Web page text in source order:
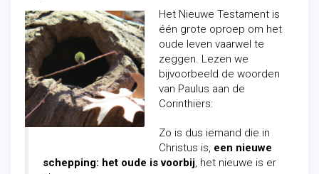
Het Nieuwe Testament is
één grote oproep om het
oude leven vaarwel te
zeggen. Lezen we
bijvoorbeeld de woorden
van Paulus aan de
Corinthiërs:
Zo is dus iemand die in
Christus is, een nieuwe
schepping: het oude is voorbij, het nieuwe is er